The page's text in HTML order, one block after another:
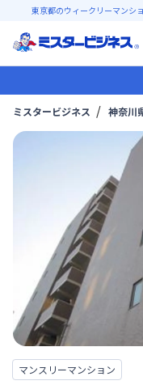
東京都のウィークリーマンシ
ミスタービジネス 神奈川
マンスリーマンション